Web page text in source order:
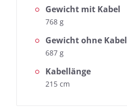
Gewicht mit Kabel
768 g
Gewicht ohne Kabel
687 g
Kabellänge
215 cm